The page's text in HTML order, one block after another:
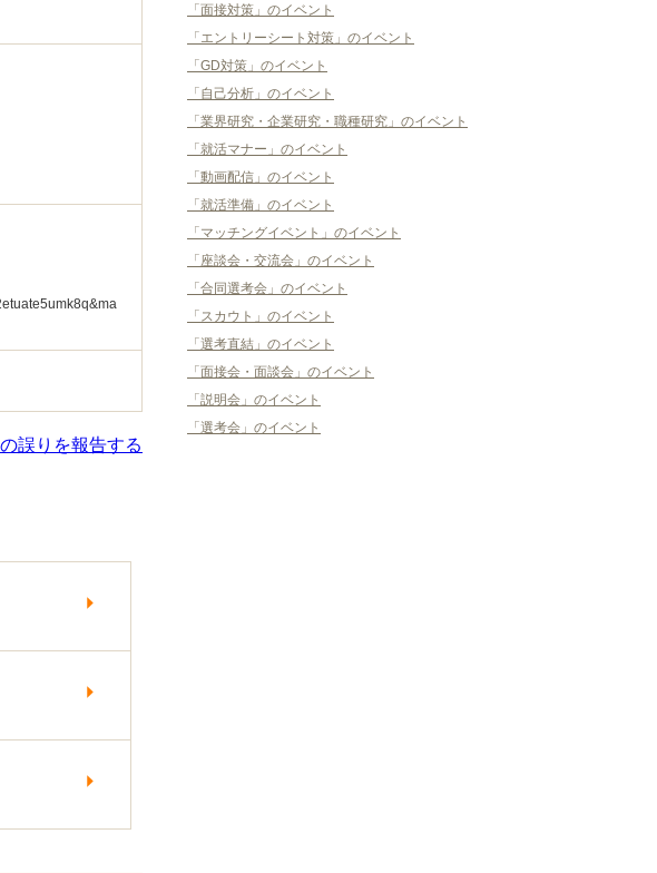
誤りを報告する
「面接対策」のイベント
「エントリーシート対策」のイベント
「GD対策」のイベント
「自己分析」のイベント
「業界研究・企業研究・職種研究」のイベント
「就活マナー」のイベント
「動画配信」のイベント
「就活準備」のイベント
「マッチングイベント」のイベント
「座談会・交流会」のイベント
「合同選考会」のイベント
「スカウト」のイベント
「選考直結」のイベント
「面接会・面談会」のイベント
「説明会」のイベント
「選考会」のイベント